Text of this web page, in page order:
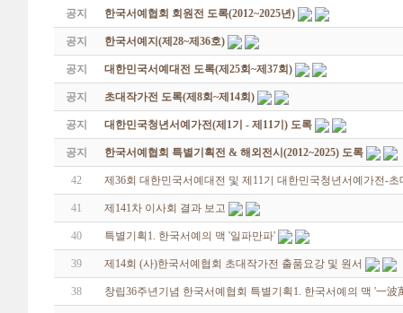
공지 한국서예협회 회원전 도록(2012~2025년)
공지 한국서예지(제28~제36호)
공지 대한민국서예대전 도록(제25회~제37회)
공지 초대작가전 도록(제8회~제14회)
공지 대한민국청년서예가전(제1기 - 제11기) 도록
공지 한국서예협회 특별기획전 & 해외전시(2012~2025) 도록
42 제36회 대한민국서예대전 및 제11기 대한민국청년서예가전-초
41 제141차 이사회 결과 보고
40 특별기획1. 한국서예의 맥 '일파만파'
39 제14회 (사)한국서예협회 초대작가전 출품요강 및 원서
38 창립36주년기념 한국서예협회 특별기획1. 한국서예의 맥 '一波